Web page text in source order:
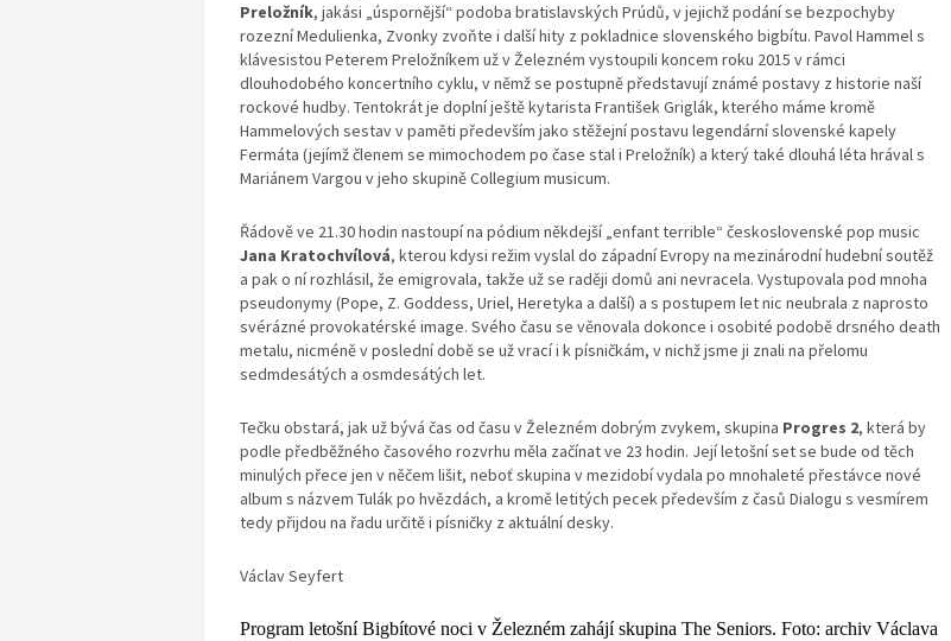
Preložník, jakási „úspornější“ podoba bratislavských Prúdů, v jejichž podání se bezpochyby
rozezní Medulienka, Zvonky zvoňte i další hity z pokladnice slovenského bigbítu. Pavol Hammel s
klávesistou Peterem Preložníkem už v Železném vystoupili koncem roku 2015 v rámci
dlouhodobého koncertního cyklu, v němž se postupně představují známé postavy z historie naší
rockové hudby. Tentokrát je doplní ještě kytarista František Griglák, kterého máme kromě
Hammelových sestav v paměti především jako stěžejní postavu legendární slovenské kapely
Fermáta (jejímž členem se mimochodem po čase stal i Preložník) a který také dlouhá léta hrával s
Mariánem Vargou v jeho skupině Collegium musicum.
Řádově ve 21.30 hodin nastoupí na pódium někdejší „enfant terrible“ československé pop music
Jana Kratochvílová, kterou kdysi režim vyslal do západní Evropy na mezinárodní hudební soutěž
a pak o ní rozhlásil, že emigrovala, takže už se raději domů ani nevracela. Vystupovala pod mnoha
pseudonymy (Pope, Z. Goddess, Uriel, Heretyka a další) a s postupem let nic neubrala z naprosto
svérázné provokatérské image. Svého času se věnovala dokonce i osobité podobě drsného death
metalu, nicméně v poslední době se už vrací i k písničkám, v nichž jsme ji znali na přelomu
sedmdesátých a osmdesátých let.
Tečku obstará, jak už bývá čas od času v Železném dobrým zvykem, skupina Progres 2, která by
podle předběžného časového rozvrhu měla začínat ve 23 hodin. Její letošní set se bude od těch
minulých přece jen v něčem lišit, neboť skupina v mezidobí vydala po mnohaleté přestávce nové
album s názvem Tulák po hvězdách, a kromě letitých pecek především z časů Dialogu s vesmírem
tedy přijdou na řadu určitě i písničky z aktuální desky.
Václav Seyfert
Program letošní Bigbítové noci v Železném zahájí skupina The Seniors. Foto: archiv Václava